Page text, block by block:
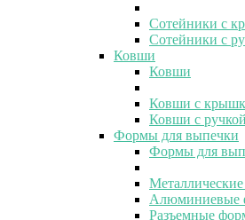
Сотейники с
Сотейники с
Ковши
Ковши
Ковши с
Ковши с ручкой
Формы для выпечки
Формы для
Алюминиевые
Разъемные